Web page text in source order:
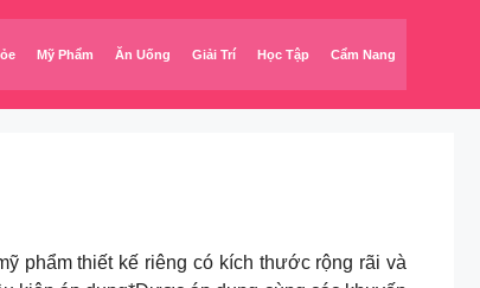
Mỹ Phẩm Ăn Uống Giải Trí Học Tập Cẩm Nang
phẩm thiết kế riêng có kích thước rộng rãi và